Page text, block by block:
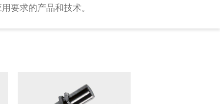
要求的产品和技术。